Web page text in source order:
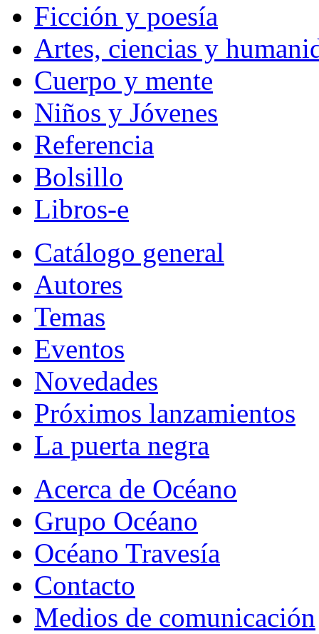
Ficción y poesía
Artes, ciencias y
Cuerpo y mente
Niños y Jóvenes
Referencia
Bolsillo
Libros-e
Catálogo general
Autores
Temas
Eventos
Novedades
Próximos lanzamientos
La puerta negra
Acerca de Océano
Grupo Océano
Océano Travesía
Contacto
Medios de comunicación